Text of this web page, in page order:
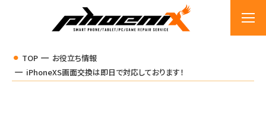
TOP
お役立ち情報
iPhoneXS画面交換は即日で対応しております！